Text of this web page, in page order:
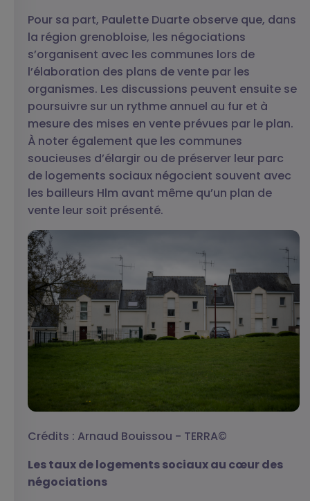
Pour sa part, Paulette Duarte observe que, dans
la région grenobloise, les négociations
s’organisent avec les communes lors de
l’élaboration des plans de vente par les
organismes. Les discussions peuvent ensuite se
poursuivre sur un rythme annuel au fur et à
mesure des mises en vente prévues par le plan.
À noter également que les communes
soucieuses d’élargir ou de préserver leur parc
de logements sociaux négocient souvent avec
les bailleurs Hlm avant même qu’un plan de
vente leur soit présenté.
Crédits : Arnaud Bouissou - TERRA©
Les taux de logements sociaux au cœur des
négociations